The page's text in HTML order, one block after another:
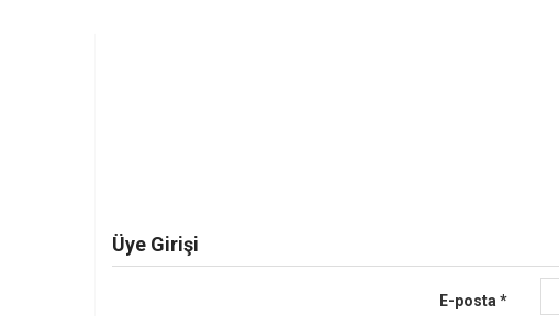
Üye Girişi
E-posta *